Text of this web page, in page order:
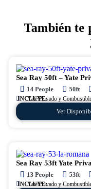
También te
Sea Ray 50ft – Yate
14 People 50ft
INCLUYE:
Yate Privado y
Ver
Sea Ray 53ft Yate
13 People 53ft
INCLUYE:
Yate Privado y